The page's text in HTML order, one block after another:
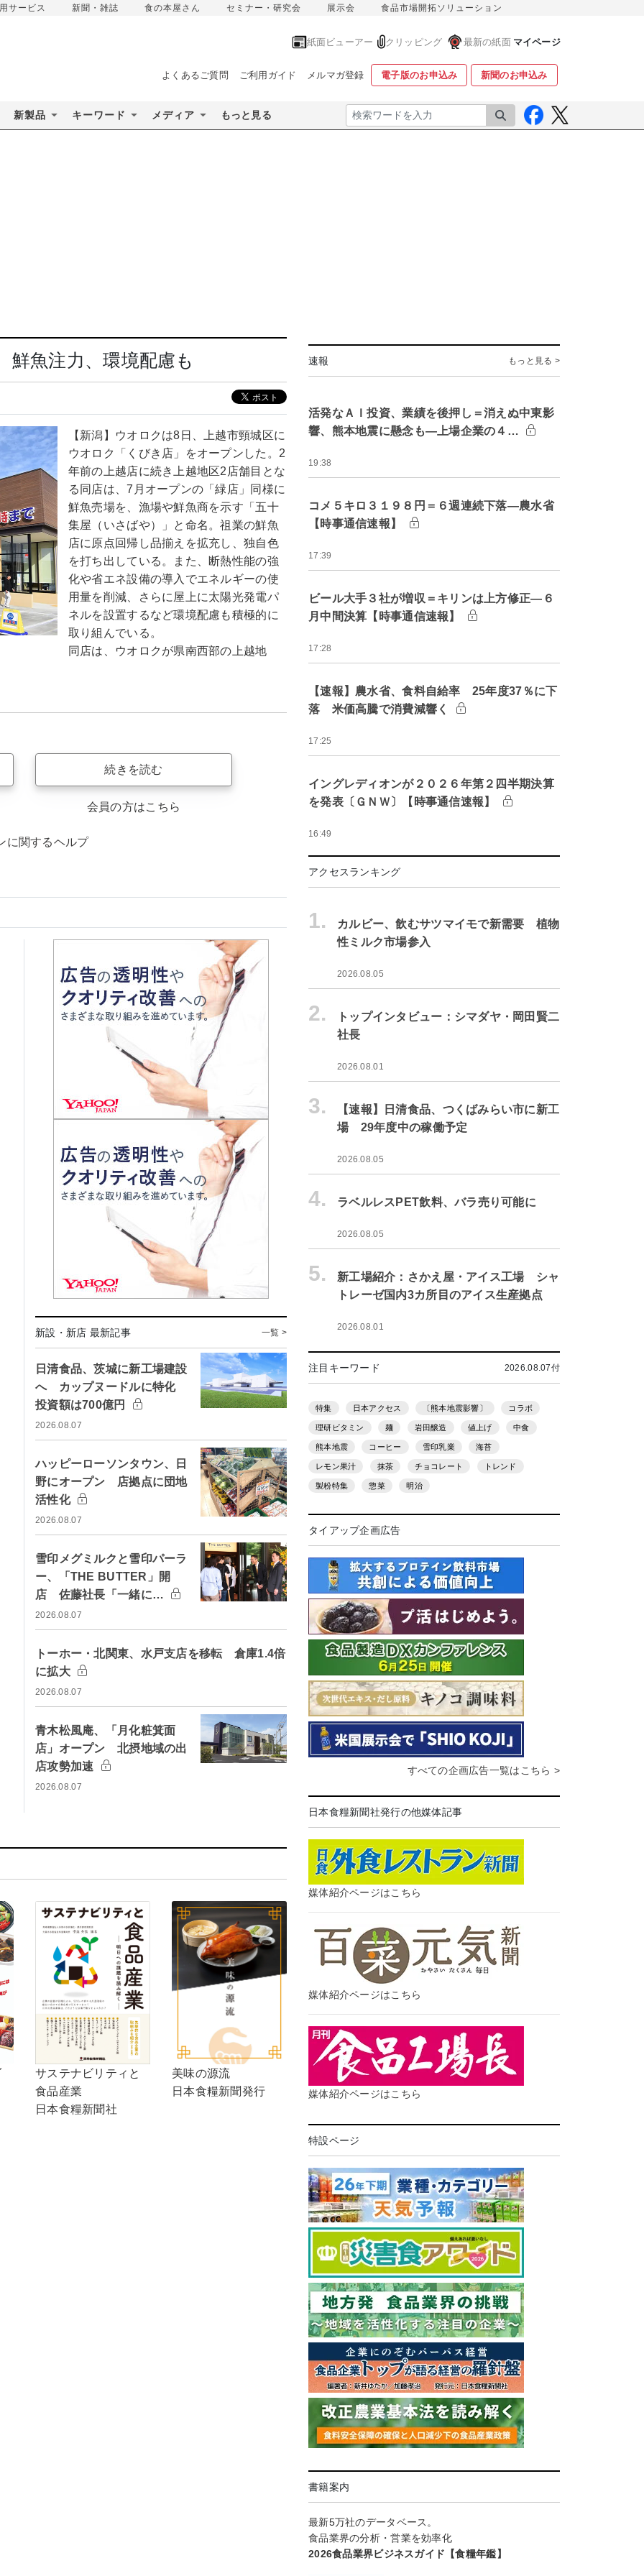
サービス 新聞・雑誌 食の本屋さん セミナー・研究会 展示会 食品市場開拓ソリューション
紙面ビューアー クリッピング 最新の紙面 マイページ
よくあるご質問 ご利用ガイド メルマガ登録 電子版のお申込み 新聞のお申込み
新製品 キーワード メディア もっと見る 検索
魚注力、環境配慮も
【新潟】ウオロクは8日、上越市頸城区に
ウオロク「くびき店」をオープンした。2
年前の上越店に続き上越地区2店舗目とな
る同店は、7月オープンの「緑店」同様に
鮮魚売場を、漁場や鮮魚商を示す「五十
集屋（いさばや）」と命名。祖業の鮮魚
店に原点回帰し品揃えを拡充し、独自色
を打ち出している。また、断熱性能の強
化や省エネ設備の導入でエネルギーの使
用量を削減、さらに屋上に太陽光発電パ
ネルを設置するなど環境配慮も積極的に
取り組んでいる。
同店は、ウオロクが県南西部の上越地
続きを読む
会員の方はこちら
に関するヘルプ
新設・新店 最新記事 一覧 >
日清食品、茨城に新工場建設
へ カップヌードルに特化
投資額は700億円
2026.08.07
ハッピーローソンタウン、日
野にオープン 店拠点に団地
活性化
2026.08.07
雪印メグミルクと雪印パーラ
ー、「THE BUTTER」開
店 佐藤社長「一緒に…
2026.08.07
トーホー・北関東、水戸支店を移転 倉庫1.4倍
に拡大
2026.08.07
青木松風庵、「月化粧箕面
店」オープン 北摂地域の出
店攻勢加速
2026.08.07
サステナビリティと
食品産業
日本食糧新聞社
美味の源流
日本食糧新聞発行
速報 もっと見る >
活発なＡＩ投資、業績を後押し＝消えぬ中東影
響、熊本地震に懸念も―上場企業の４…
19:38
コメ５キロ３１９８円＝６週連続下落―農水省
【時事通信速報】
17:39
ビール大手３社が増収＝キリンは上方修正―６
月中間決算【時事通信速報】
17:28
【速報】農水省、食料自給率 25年度37％に下
落 米価高騰で消費減響く
17:25
イングレディオンが２０２６年第２四半期決算
を発表〔ＧＮＷ〕【時事通信速報】
16:49
アクセスランキング
1.
カルビー、飲むサツマイモで新需要 植物
性ミルク市場参入
2026.08.05
2.
トップインタビュー：シマダヤ・岡田賢二
社長
2026.08.01
3.
【速報】日清食品、つくばみらい市に新工
場 29年度中の稼働予定
2026.08.05
4. ラベルレスPET飲料、バラ売り可能に
2026.08.05
5.
新工場紹介：さかえ屋・アイス工場 シャ
トレーゼ国内3カ所目のアイス生産拠点
2026.08.01
注目キーワード 2026.08.07付
特集 日本アクセス 〔熊本地震影響〕 コラボ
理研ビタミン 麺 岩田醸造 値上げ 中食
熊本地震 コーヒー 雪印乳業 海苔
レモン果汁 抹茶 チョコレート トレンド
製粉特集 惣菜 明治
タイアップ企画広告
すべての企画広告一覧はこちら >
日本食糧新聞社発行の他媒体記事
媒体紹介ページはこちら
媒体紹介ページはこちら
媒体紹介ページはこちら
特設ページ
書籍案内
最新5万社のデータベース。
食品業界の分析・営業を効率化
2026食品業界ビジネスガイド【食糧年鑑】